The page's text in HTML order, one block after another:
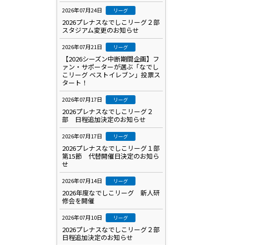
2026年07月24日 リーグ
2026プレナスなでしこリーグ２部
スタジアム変更のお知らせ
2026年07月21日 リーグ
【2026シーズン中断期間企画】フ
ァン・サポーターが選ぶ「なでし
こリーグ ベストイレブン」投票ス
タート！
2026年07月17日 リーグ
2026プレナスなでしこリーグ２
部 日程追加決定のお知らせ
2026年07月17日 リーグ
2026プレナスなでしこリーグ１部
第15節 代替開催日決定のお知ら
せ
2026年07月14日 リーグ
2026年度なでしこリーグ 新人研
修会を開催
2026年07月10日 リーグ
2026プレナスなでしこリーグ２部
日程追加決定のお知らせ